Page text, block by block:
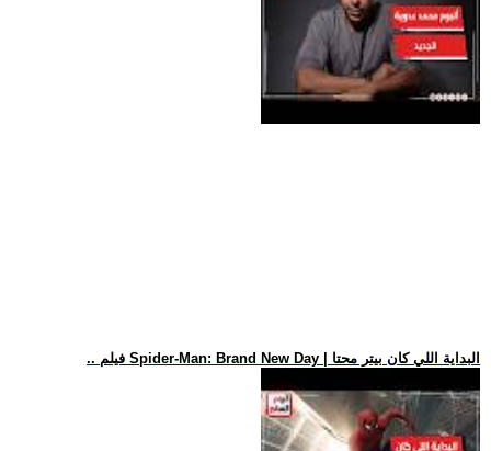
.. فيلم Spider-Man: Brand New Day | البداية اللي كان بيتر محتا